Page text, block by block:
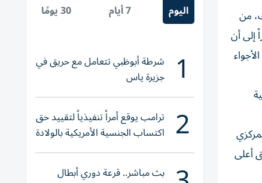
من
إلى أن
أعلى
اليوم 7 أيام 30 يومًا
1 شرطة أبوظبي تتعامل مع حريق في
جزيرة ياس
2 ترامب يوقع أمراً تنفيذياً لتقييد حق
اكتساب الجنسية الأمريكية بالولادة
بث مباشر.. قرعة دوري أبطال